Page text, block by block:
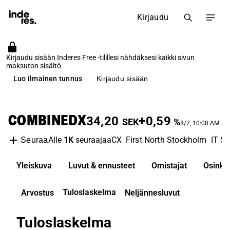
Kirjaudu
Kirjaudu sisään Inderes Free -tilillesi nähdäksesi kaikki sivun
maksuton sisältö.
Luo ilmainen tunnus
Kirjaudu sisään
COMBINEDX34,20 SEK+0,59 %8/7, 10:08 AM
SeuraaAlle 1KseuraajaaCX First North Stockholm IT
Yleiskuva Luvut & ennusteet Omistajat Osinko
Arvostus Tuloslaskelma Neljännesluvut
Tuloslaskelma